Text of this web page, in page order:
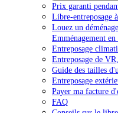
Prix garanti
Libre-entreposage à
Louez un
Emménagement
Entreposage
Entreposage de
Guide des tailles
Entreposage
Payer ma facture
FAQ